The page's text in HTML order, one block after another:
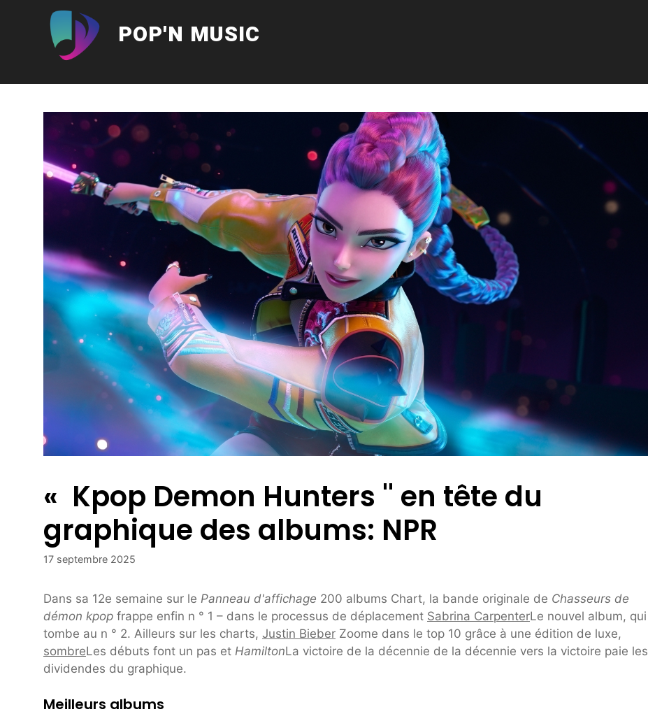
POP'N MUSIC
« Kpop Demon Hunters '' en tête du
graphique des albums: NPR
17 septembre 2025
Dans sa 12e semaine sur le Panneau d'affichage 200 albums Chart, la bande originale de Chasseurs de
démon kpop frappe enfin n ° 1 – dans le processus de déplacement Sabrina CarpenterLe nouvel album, qui
tombe au n ° 2. Ailleurs sur les charts, Justin Bieber Zoome dans le top 10 grâce à une édition de luxe,
sombreLes débuts font un pas et HamiltonLa victoire de la décennie de la décennie vers la victoire paie les
dividendes du graphique.
Meilleurs albums